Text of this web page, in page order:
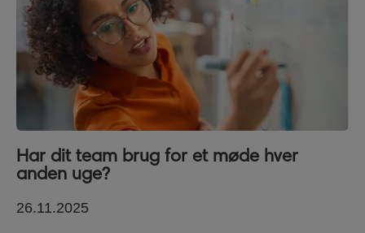
Har dit team brug for et møde hver
anden uge?
26.11.2025